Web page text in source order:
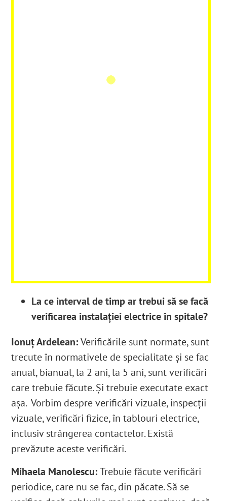
La ce interval de timp ar trebui să se facă
verificarea instalației electrice în spitale?
Ionuț Ardelean:Verificările sunt normate, sunt
trecute în normativele de specialitate și se fac
anual, bianual, la 2 ani, la 5 ani, sunt verificări
care trebuie făcute. Și trebuie executate exact
așa. Vorbim despre verificări vizuale, inspecții
vizuale, verificări fizice, în tablouri electrice,
inclusiv strângerea contactelor. Există
prevăzute aceste verificări.
Mihaela Manolescu:Trebuie făcute verificări
periodice,care nu se fac, din păcate.Să se